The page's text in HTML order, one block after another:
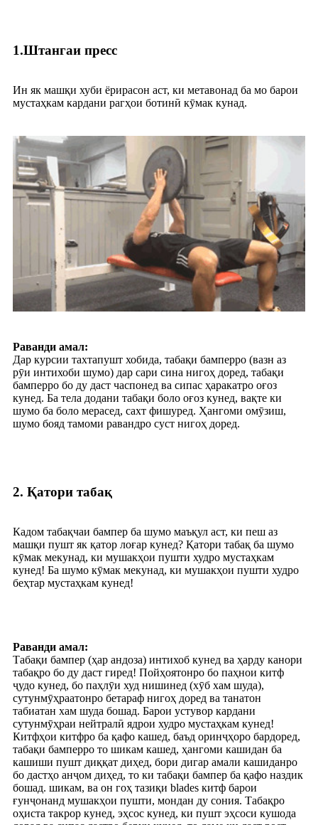
1.Штангаи пресс
Ин як машқи хуби ёрирасон аст, ки метавонад ба мо барои
мустаҳкам кардани рагҳои ботинӣ кӯмак кунад.
Раванди амал:
Дар курсии тахтапушт хобида, табақи бамперро (вазн аз
рӯи интихоби шумо) дар сари сина нигоҳ доред, табақи
бамперро бо ду даст часпонед ва сипас ҳаракатро оғоз
кунед. Ба тела додани табақи боло оғоз кунед, вақте ки
шумо ба боло мерасед, сахт фишуред. Ҳангоми омӯзиш,
шумо бояд тамоми равандро суст нигоҳ доред.
2. Қатори табақ
Кадом табақчаи бампер ба шумо маъқул аст, ки пеш аз
машқи пушт як қатор лоғар кунед? Қатори табақ ба шумо
кӯмак мекунад, ки мушакҳои пушти худро мустаҳкам
кунед! Ба шумо кӯмак мекунад, ки мушакҳои пушти худро
беҳтар мустаҳкам кунед!
Раванди амал:
Табақи бампер (ҳар андоза) интихоб кунед ва ҳарду канори
табақро бо ду даст гиред! Пойҳоятонро бо паҳнои китф
ҷудо кунед, бо паҳлӯи худ нишинед (хӯб хам шуда),
сутунмӯҳраатонро бетараф нигоҳ доред ва танатон
табиатан хам шуда бошад. Барои устувор кардани
сутунмӯҳраи нейтралӣ ядрои худро мустаҳкам кунед!
Китфҳои китфро ба қафо кашед, баъд оринҷҳоро бардоред,
табақи бамперро то шикам кашед, ҳангоми кашидан ба
кашиши пушт диққат диҳед, бори дигар амали кашиданро
бо дастҳо анҷом диҳед, то ки табақи бампер ба қафо наздик
бошад. шикам, ва он гоҳ тазиқи blades китф барои
ғунҷонанд мушакҳои пушти, мондан ду сония. Табақро
оҳиста такрор кунед, эҳсос кунед, ки пушт эҳсоси кушода